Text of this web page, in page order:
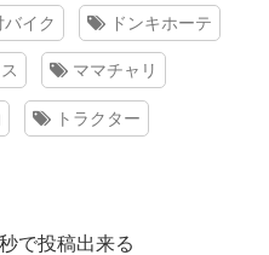
バイク ドンキホーテ
ママチャリ
トラクター
で投稿出来る